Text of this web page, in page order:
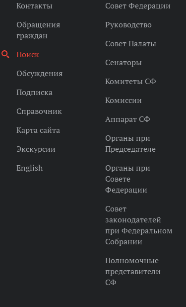
Контакты
Обращения
граждан
Поиск
Обсуждения
Подписка
Справочник
Карта сайта
Экскурсии
English
Совет Федерации
Руководство
Совет Палаты
Сенаторы
Комитеты СФ
Комиссии
Аппарат СФ
Органы при
Председателе
Органы при
Совете
Федерации
Совет
законодателей
при Федеральном
Собрании
Полномочные
представители
СФ